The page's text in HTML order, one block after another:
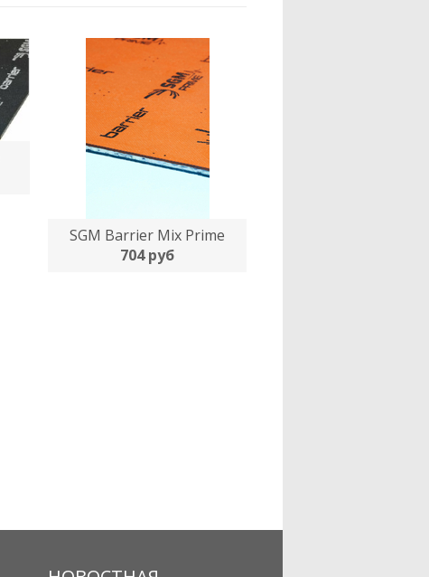
SGM Barrier Mix Prime
704 руб